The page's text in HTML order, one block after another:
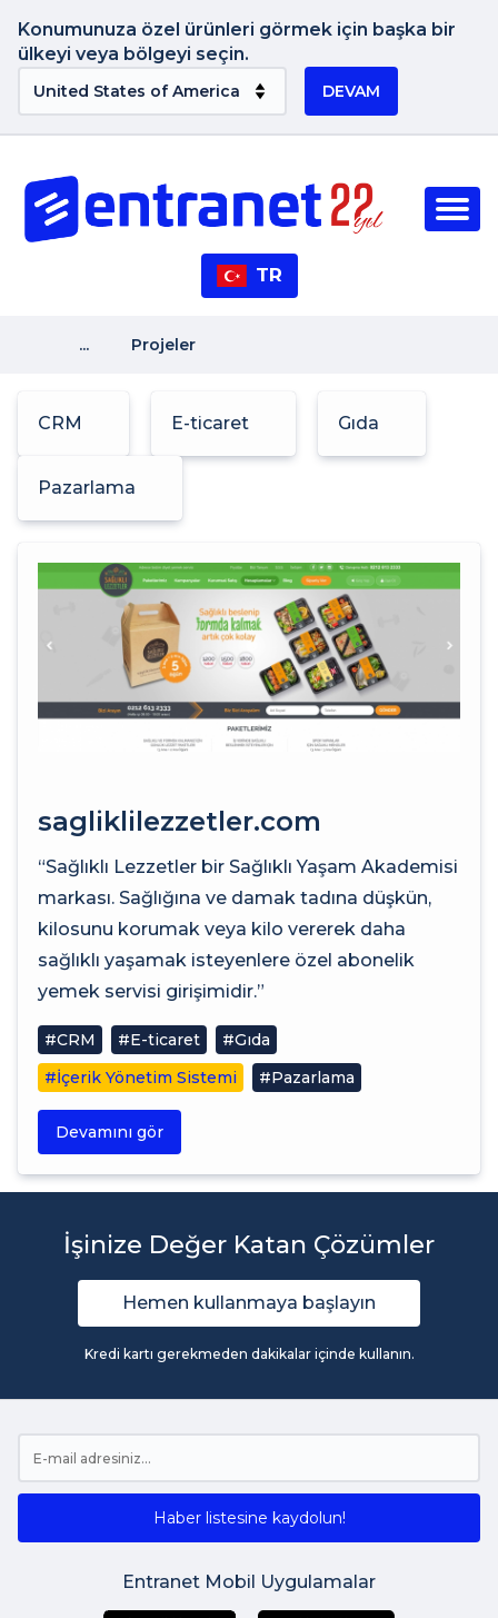
Konumunuza özel ürünleri görmek için başka bir
ülkeyi veya bölgeyi seçin.
DEVAM
TR
... Projeler
CRM E-ticaret Gıda
Pazarlama
sagliklilezzetler.com
“Sağlıklı Lezzetler bir Sağlıklı Yaşam Akademisi
markası. Sağlığına ve damak tadına düşkün,
kilosunu korumak veya kilo vererek daha
sağlıklı yaşamak isteyenlere özel abonelik
yemek servisi girişimidir.”
#CRM #E-ticaret
#Gıda
#İçerik Yönetim Sistemi
#Pazarlama
Devamını gör
İşinize Değer Katan Çözümler
Hemen kullanmaya başlayın
Kredi kartı gerekmeden dakikalar içinde kullanın.
Haber listesine kaydolun!
Entranet Mobil Uygulamalar